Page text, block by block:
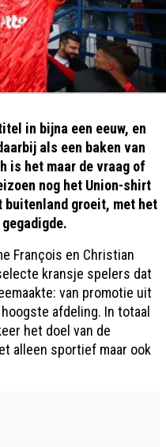
in bijna een eeuw, en
als een baken van
is het maar de vraag of
nog het Union-shirt
buitenland groeit, met het
François en Christian
kransje spelers dat
van promotie uit
afdeling. In totaal
het doel van de
alleen sportief maar ook